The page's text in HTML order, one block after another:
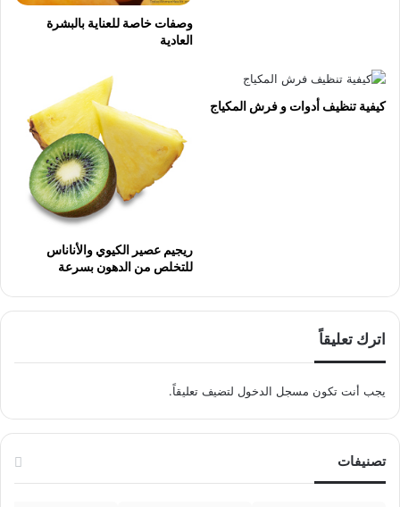
وصفات خاصة للعناية بالبشرة
العادية
كيفية تنظيف أدوات و فرش المكياج
ريجيم عصير الكيوي والأناناس
للتخلص من الدهون بسرعة
اترك تعليقاً
يجب أنت تكون مسجل الدخول لتضيف تعليقاً.
تصنيفات